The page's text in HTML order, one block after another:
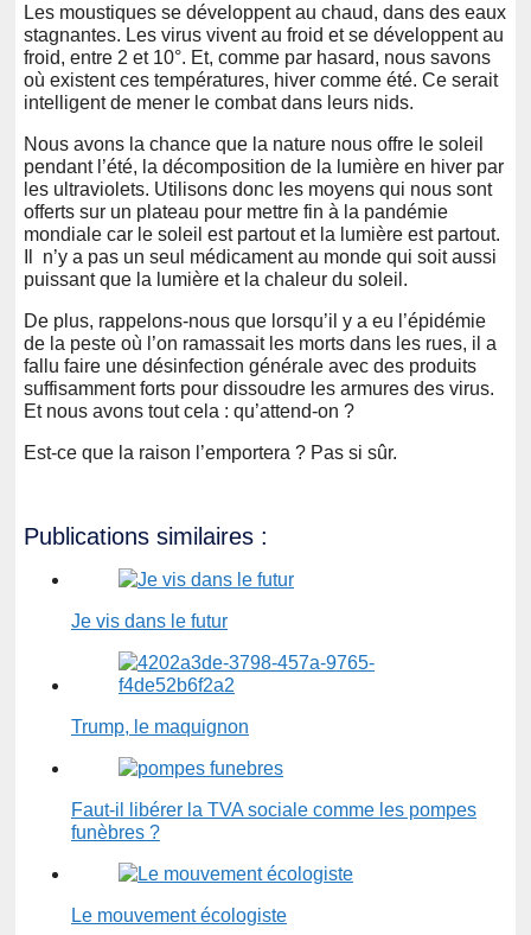
Les moustiques se développent au chaud, dans des eaux
stagnantes. Les virus vivent au froid et se développent au
froid, entre 2 et 10°. Et, comme par hasard, nous savons
où existent ces températures, hiver comme été. Ce serait
intelligent de mener le combat dans leurs nids.
Nous avons la chance que la nature nous offre le soleil
pendant l’été, la décomposition de la lumière en hiver par
les ultraviolets. Utilisons donc les moyens qui nous sont
offerts sur un plateau pour mettre fin à la pandémie
mondiale car le soleil est partout et la lumière est partout.
Il n’y a pas un seul médicament au monde qui soit aussi
puissant que la lumière et la chaleur du soleil.
De plus, rappelons-nous que lorsqu’il y a eu l’épidémie
de la peste où l’on ramassait les morts dans les rues, il a
fallu faire une désinfection générale avec des produits
suffisamment forts pour dissoudre les armures des virus.
Et nous avons tout cela : qu’attend-on ?
Est-ce que la raison l’emportera ? Pas si sûr.
Publications similaires :
Je vis dans le futur
Trump, le maquignon
Faut-il libérer la TVA sociale comme les pompes
funèbres ?
Le mouvement écologiste